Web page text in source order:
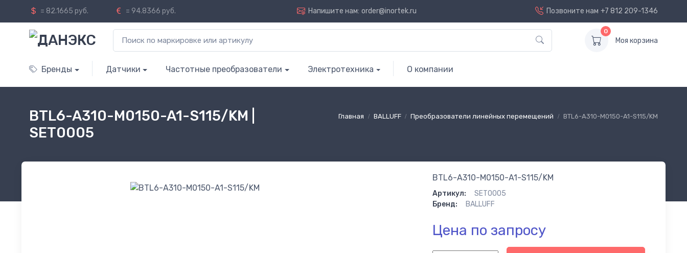
= 82.1665 руб. = 94.8366 руб. Напишите нам: order@inortek.ru Позвоните нам +7 812 209-1346
0
Моя корзина
Бренды Датчики Частотные преобразователи Электротехника О компании
Главная BALLUFF Преобразователи линейных перемещений BTL6-A310-M0150-A1-S115/KM
BTL6-A310-M0150-A1-S115/KM |
SET0005
BTL6-A310-M0150-A1-S115/KM
Артикул:
SET0005
Бренд:
BALLUFF
Цена по запросу